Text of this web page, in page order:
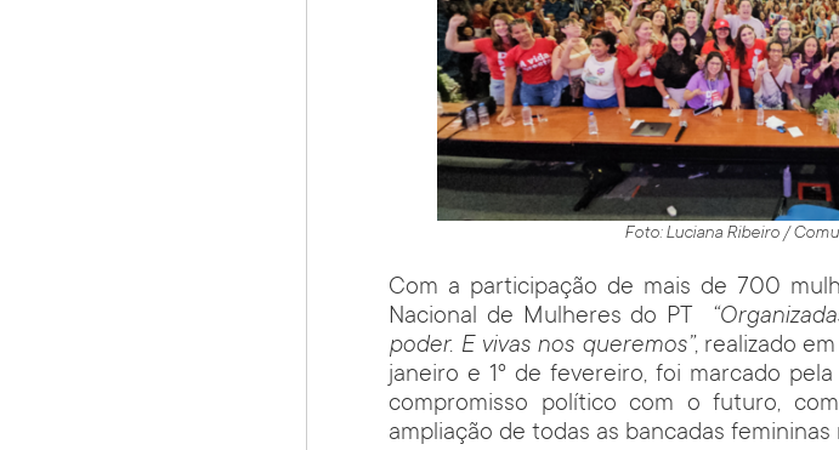
Foto: Luciana Ribeiro /
Com a participação de mais de 700
Nacional de Mulheres do PT
poder. E vivas nos queremos”, realizado
janeiro e 1º de fevereiro, foi marcado
compromisso político com o futuro,
ampliação de todas as bancadas